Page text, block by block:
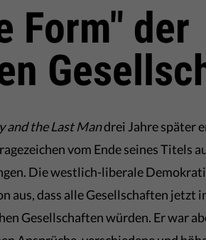
Form" der
and the Last Mandrei Jahre später
vom Ende seines Titels
Die westlich-liberale
aus, dass alle Gesellschaften jetzt
Gesellschaften würden. Er war